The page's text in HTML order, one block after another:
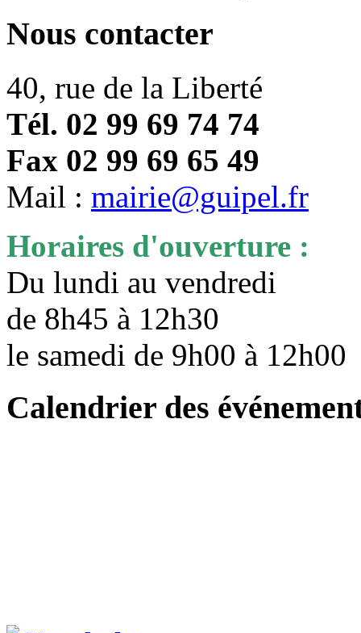
Nous contacter
40, rue de la Liberté
Tél. 02 99 69 74 74
Fax 02 99 69 65 49
Mail : mairie@guipel.fr
Horaires d'ouverture :
Du lundi au vendredi
de 8h45 à 12h30
le samedi de 9h00 à
Calendrier des